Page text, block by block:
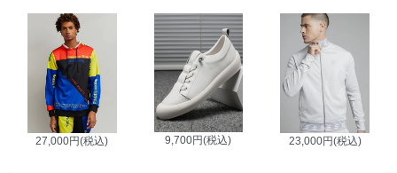
27,000円(税込) 9,700円(税込) 23,000円(税込)